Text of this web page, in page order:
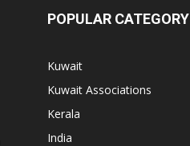
POPULAR CATEGORY
Kuwait
Kuwait Associations
Kerala
India